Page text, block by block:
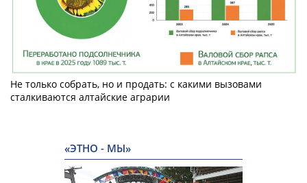
Не только собрать, но и продать: с какими вызовами
сталкиваются алтайские аграрии
«ЭТНО - МЫ»